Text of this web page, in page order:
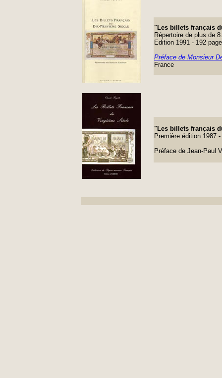
"Les billets français
Répertoire de plus de
Edition 1991 - 192
Préface de Monsieur
France
"Les billets français
Première édition 1987
Préface de Jean-Paul